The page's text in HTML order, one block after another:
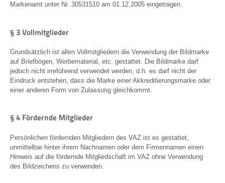
Markenamt unter Nr. 30531510 am 01.12.2005 eingetragen.
§ 3 Vollmitglieder
Grundsätzlich ist allen Vollmitgliedern die Verwendung der Bildmarke
auf Briefbögen, Werbematerial, etc. gestattet. Die Bildmarke darf
jedoch nicht irreführend verwendet werden, d.h. es darf nicht der
Eindruck entstehen, dass die Marke einer Akkreditierungsmarke oder
einer anderen Form von Zulassung gleichkommt.
§ 4 Fördernde Mitglieder
Persönlichen fördernden Mitgliedern des VAZ ist es gestattet,
unmittelbar hinter ihrem Nachnamen oder dem Firmennamen einen
Hinweis auf die fördernde Mitgliedschaft im VAZ ohne Verwendung
des Bildzeichens zu verwenden.